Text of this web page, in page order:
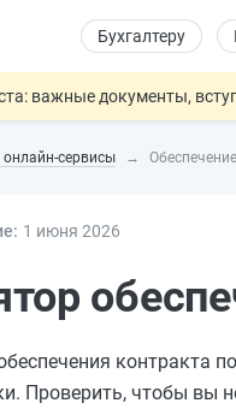
Бухгалтеру
важные документы,
с судимостью запретят
Подписан закон об
сервисы
1 июня 2026
контракта
Проверить, чтобы вы